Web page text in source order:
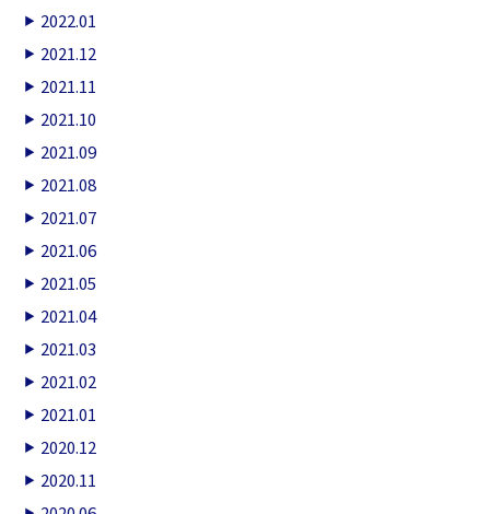
2022.01
2021.12
2021.11
2021.10
2021.09
2021.08
2021.07
2021.06
2021.05
2021.04
2021.03
2021.02
2021.01
2020.12
2020.11